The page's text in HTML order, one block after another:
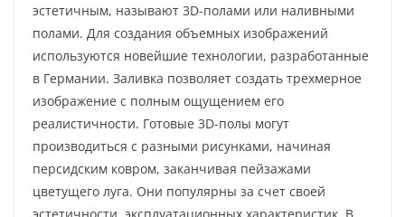
эстетичным, называют 3D-полами или наливными
полами. Для создания объемных изображений
используются новейшие технологии, разработанные
в Германии. Заливка позволяет создать трехмерное
изображение с полным ощущением его
реалистичности. Готовые 3D-полы могут
производиться с разными рисунками, начиная
персидским ковром, заканчивая пейзажами
цветущего луга. Они популярны за счет своей